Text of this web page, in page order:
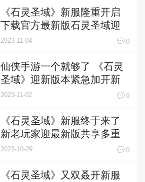
《石灵圣域》新服隆重开启
下载官方最新版石灵圣域迎
接新征程
2023-11-04 0
仙侠手游一个就够了 《石灵
圣域》迎新版本紧急加开新
服
2023-11-02 0
《石灵圣域》新服终于来了
新老玩家迎最新版共享多重
礼包
2023-10-29 0
《石灵圣域》又双叒开新服